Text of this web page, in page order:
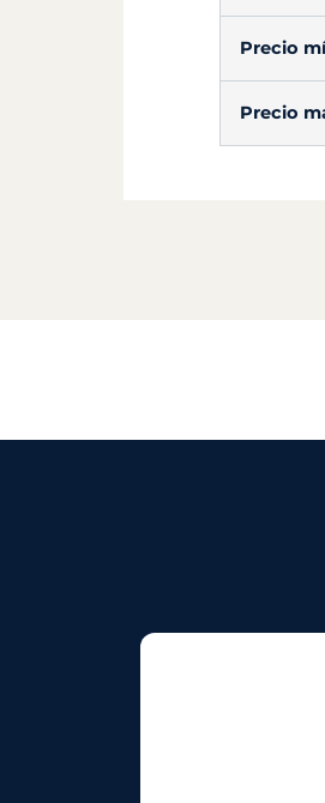
Precio
Precio